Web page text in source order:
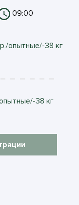
09:00
опытные/-38 кг
38 кг